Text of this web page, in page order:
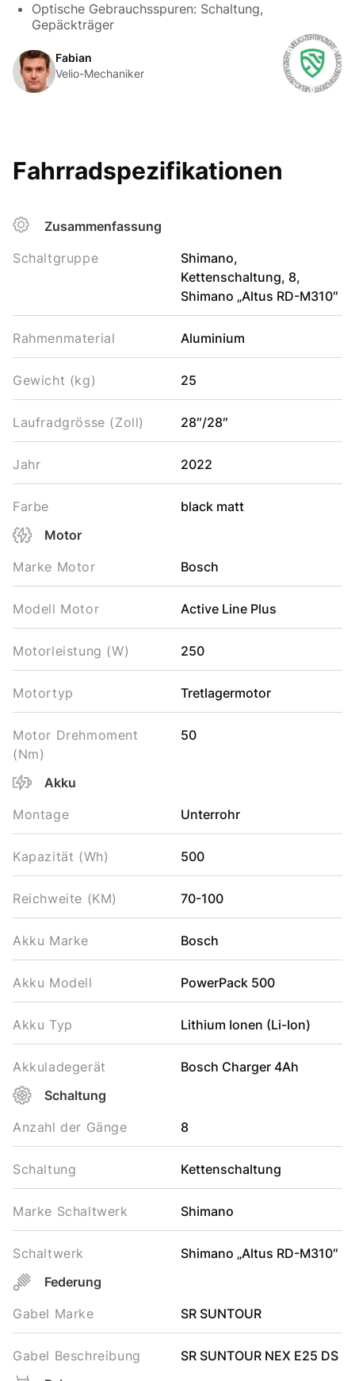
Optische Gebrauchsspuren: Schaltung,
Gepäckträger
Fabian
Velio-Mechaniker
Fahrradspezifikationen
Zusammenfassung
Schaltgruppe
Shimano,
Kettenschaltung, 8,
Shimano „Altus RD-M310″
Rahmenmaterial Aluminium
Gewicht (kg) 25
Laufradgrösse (Zoll) 28″/28″
Jahr 2022
Farbe
black matt
Motor
Marke Motor
Bosch
Modell Motor Active Line Plus
Motorleistung (W) 250
Motortyp Tretlagermotor
Motor Drehmoment
(Nm)
50
Akku
Montage
Unterrohr
Kapazität (Wh) 500
Reichweite (KM) 70-100
Akku Marke Bosch
Akku Modell PowerPack 500
Akku Typ Lithium Ionen (Li-Ion)
Akkuladegerät
Bosch Charger 4Ah
Schaltung
Anzahl der Gänge
8
Schaltung Kettenschaltung
Marke Schaltwerk Shimano
Schaltwerk
Shimano „Altus RD-M310″
Federung
Gabel Marke
SR SUNTOUR
Gabel Beschreibung
SR SUNTOUR NEX E25 DS